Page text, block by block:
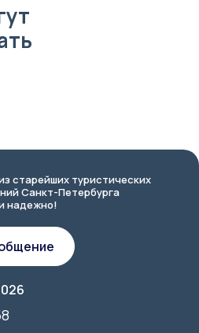
старейших туристических
Санкт-Петербурга
надежно!